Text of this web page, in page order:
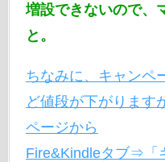
増設できないので、
と。
ちなみに、キャンペ
ど値段が下がります
ページから
Fire&Kindleタブ⇒「